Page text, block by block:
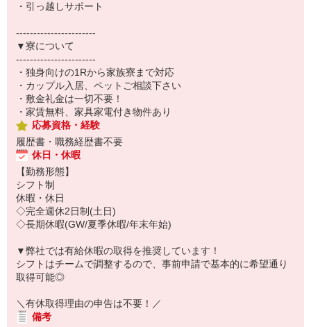
・引っ越しサポート
-----------------------
▼寮について
-----------------------
・独身向けの1Rから家族寮まで対応
・カップル入居、ペットご相談下さい
・敷金礼金は一切不要！
・家賃無料、家具家電付き物件あり
応募資格・経験
履歴書・職務経歴書不要
休日・休暇
【勤務形態】
シフト制
休暇・休日
◇完全週休2日制(土日)
◇長期休暇(GW/夏季休暇/年末年始)
▼弊社では有給休暇の取得を推奨しています！
シフトはチームで調整するので、事前申請で基本的に希望通り
取得可能◎
＼有休取得理由の申告は不要！／
備考